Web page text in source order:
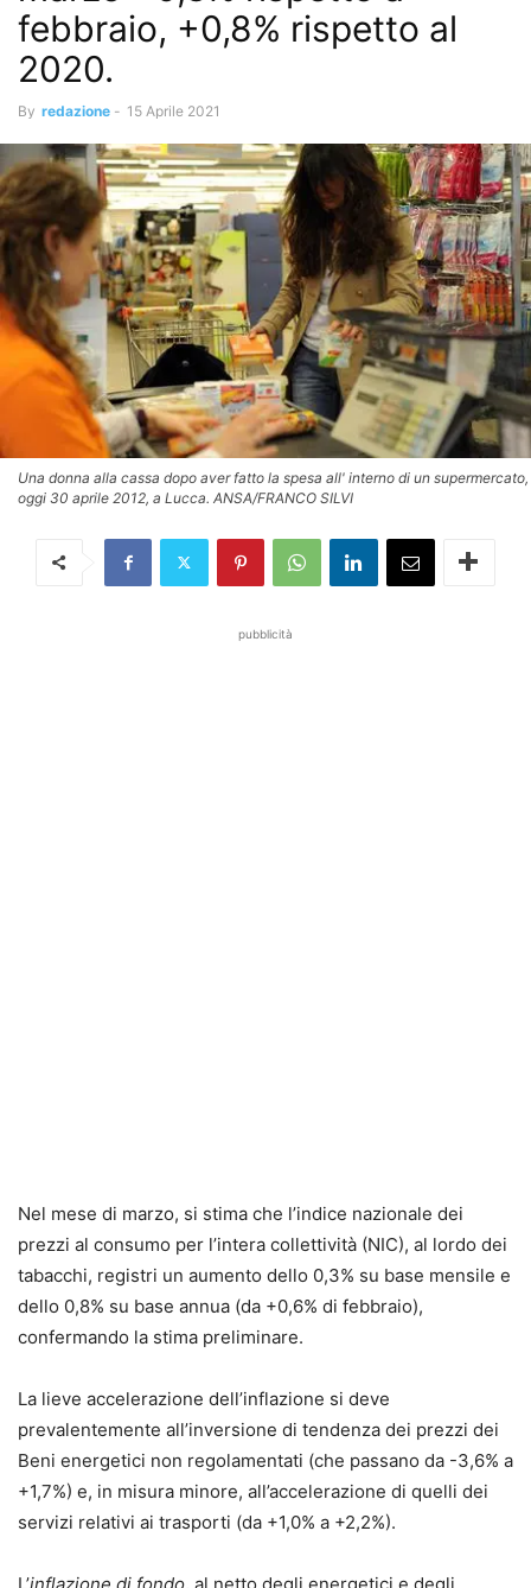
febbraio, +0,8% rispetto al
2020.
By redazione - 15 Aprile 2021
Una donna alla cassa dopo aver fatto la spesa all' interno di un supermercato,
oggi 30 aprile 2012, a Lucca. ANSA/FRANCO SILVI
pubblicità
Nel mese di marzo, si stima che l’indice nazionale dei
prezzi al consumo per l’intera collettività (NIC), al lordo dei
tabacchi, registri un aumento dello 0,3% su base mensile e
dello 0,8% su base annua (da +0,6% di febbraio),
confermando la stima preliminare.
La lieve accelerazione dell’inflazione si deve
prevalentemente all’inversione di tendenza dei prezzi dei
Beni energetici non regolamentati (che passano da -3,6% a
+1,7%) e, in misura minore, all’accelerazione di quelli dei
servizi relativi ai trasporti (da +1,0% a +2,2%).
L’inflazione di fondo, al netto degli energetici e degli